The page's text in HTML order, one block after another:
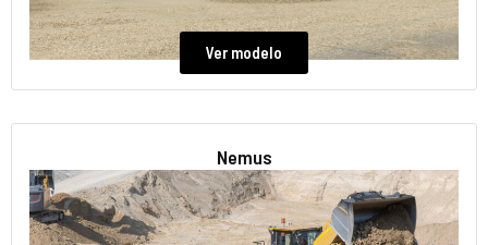
Ver modelo
Nemus